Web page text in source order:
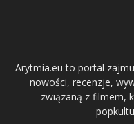
Arytmia.eu to portal
nowości, recenzje,
związaną z filmem,